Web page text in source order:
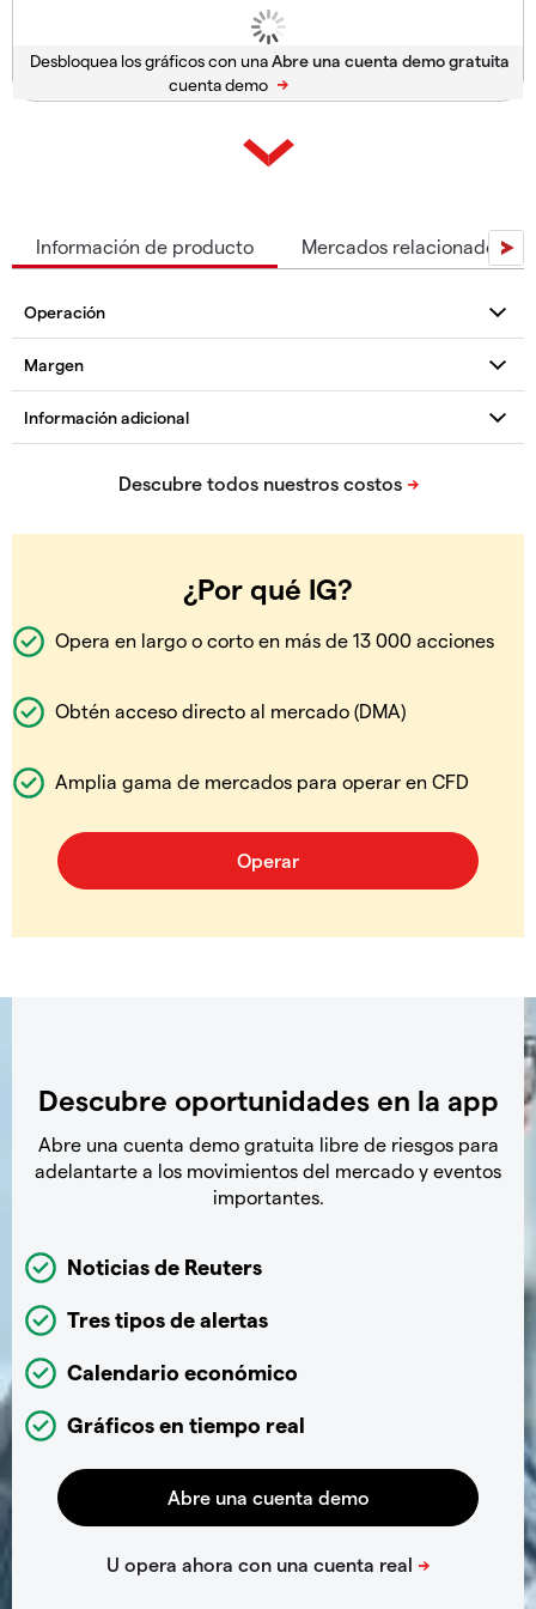
Desbloquea los gráficos con una
cuenta demo
Información de producto Mercados relacionados
¿Por qué IG?
Opera en largo o corto en más de 13 000 acciones
Obtén acceso directo al mercado (DMA)
Amplia gama de mercados para operar en CFD
Descubre oportunidades en la app
Abre una cuenta demo gratuita libre de riesgos para
adelantarte a los movimientos del mercado y eventos
importantes.
Noticias de Reuters
Tres tipos de alertas
Calendario económico
Gráficos en tiempo real